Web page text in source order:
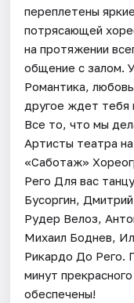
переплетены
потрясающей
на протяжении
общение с залом.
Романтика,
другое ждет тебя
Все то, что мы
Артисты театра
«Саботаж»
Рего Для вас
Бусоргин,
Рудер Велоз,
Михаил Боднев,
Рикардо До Рего.
минут
обеспечены!